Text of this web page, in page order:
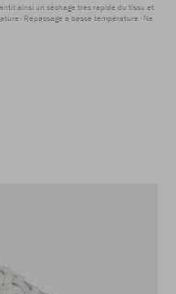
ainsi un séchage très rapide du tissu et
Repassage à basse température Ne